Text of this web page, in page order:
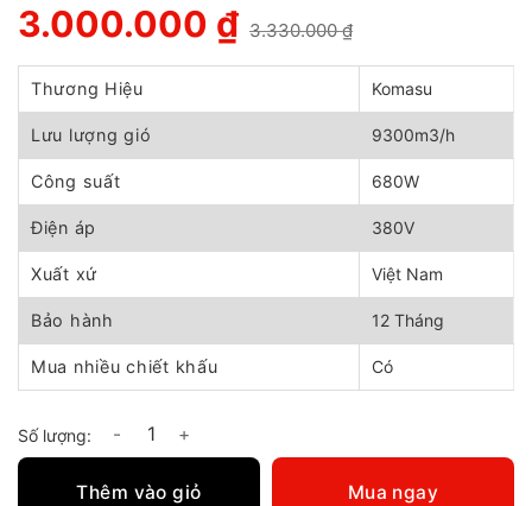
3.330.000₫
gốc
là:
3.330.000 ₫.
3.000.000 ₫
hiện
tại
3.000.000 ₫.
Thương Hiệu Komasu
Lưu lượng gió 9300m3/h
Công suất 680W
Điện áp 380V
Xuất xứ Việt Nam
Bảo hành 12 Tháng
Mua nhiều chiết khấu Có
Quạt Thông Gió Tròn Komasu có lưới KM40-2S số lượng
Thêm vào giỏ Mua ngay